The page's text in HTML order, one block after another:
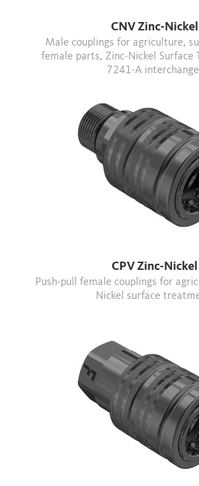
CNV Zinc-Nickel
Male couplings for agriculture, suitable for CPV
female parts, Zinc-Nickel Surface
7241-A interchange
CPV Zinc-Nickel
Push-pull female couplings for agriculture with Zinc-
Nickel surface